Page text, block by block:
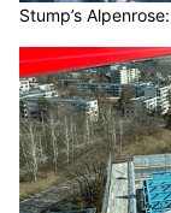
Stump’s